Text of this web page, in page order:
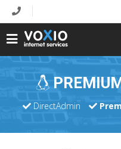
DirectAdmin